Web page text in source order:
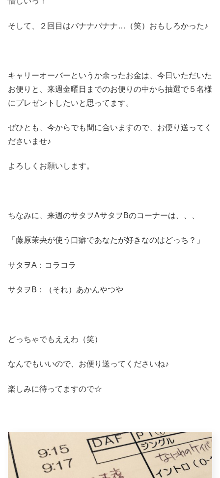
そして、２回目はバナナバナナ…（笑）おもしろかった♪
キャリーオーバーというか余ったお金は、今日いただいた
お便りと、来週金曜日までのお便りの中から抽選で５名様
にプレゼントしたいと思ってます。
ぜひとも、今からでも間に合いますので、お便り送ってく
ださいませ♪
よろしくお願いします。
ちなみに、来週のサタヲAサタヲBのコーナーは、、、
「藤原茉央が使う口癖であなたが好きなのはどっち？」
サタヲA：コラコラ
サタヲB：（それ）あかんやつや
どっちゃでもええわ（笑）
なんでもいいので、お便り送ってくださいね♪
楽しみに待ってますので☆